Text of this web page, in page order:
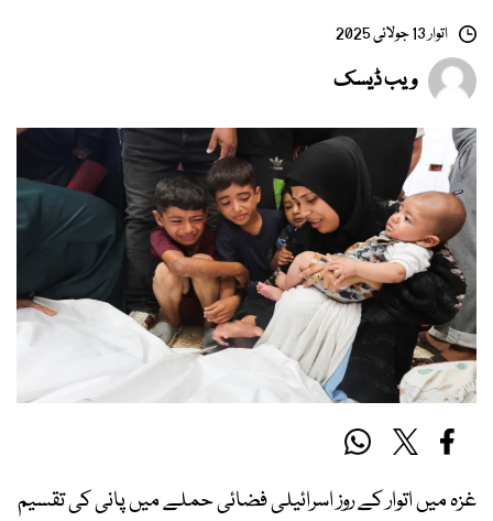
اتوار 13 جولائی 2025
ویب ڈیسک
غزہ میں اتوار کے روز اسرائیلی فضائی حملے میں پانی کی تقسیم